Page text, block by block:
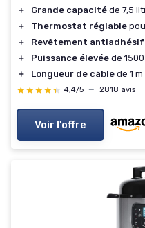
＋ Grande capacité de 7,5
＋
Thermostat réglable
＋
Revêtement antiadhésif
＋
Puissance élevée de
＋
Longueur de câble de 1
★★★★★
★★★★★ 4,4/5 — 2818 avis
Voir l'offre